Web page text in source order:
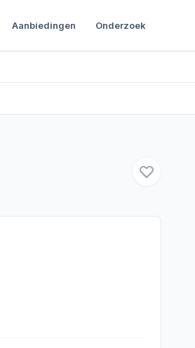
Aanbiedingen Onderzoek